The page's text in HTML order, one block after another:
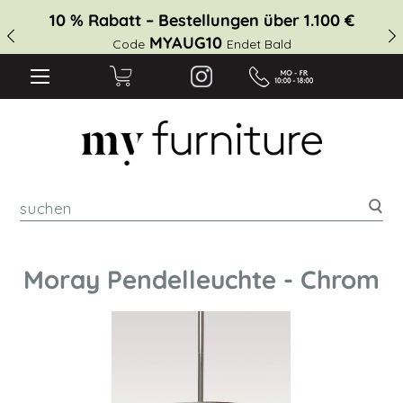
10 % Rabatt – Bestellungen über 1.100 €
CodeMYAUG10 Endet Bald
Moray Pendelleuchte - Chrom